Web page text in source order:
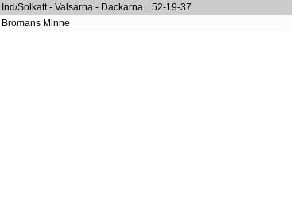
Ind/Solkatt - Valsarna - Dackarna
52-19-37
Bromans Minne